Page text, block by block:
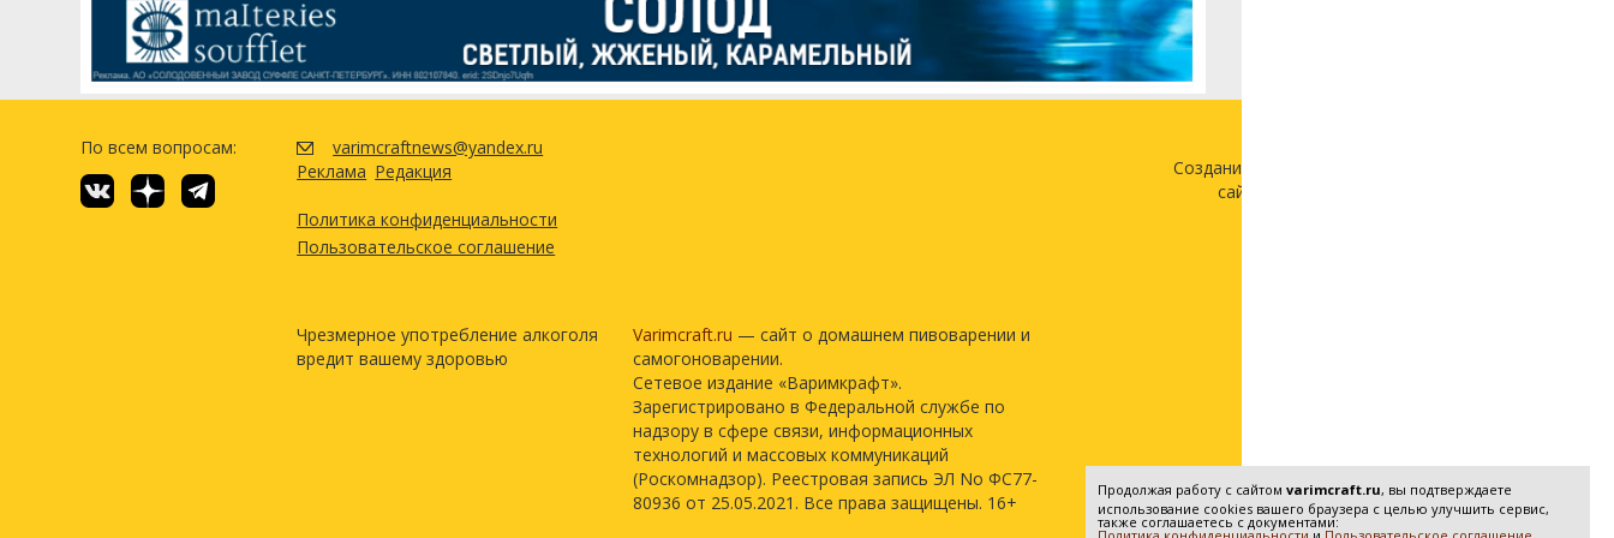
California Ale (White Labs #WLP001) 1 шт
Другие ингредиенты
Ирландский мох
Посмотреть рецепт полностью
По всем вопросам:
varimcraftnews@yandex.ru
Реклама Редакция
Политика конфиденциальности
Пользовательское соглашение
Чрезмерное употребление алкоголя
вредит вашему здоровью
Varimcraft.ru — сайт о домашнем пивоварении и
самогоноварении.
Сетевое издание «Варимкрафт».
Зарегистрировано в Федеральной службе по
надзору в сфере связи, информационных
технологий и массовых коммуникаций
(Роскомнадзор). Реестровая запись ЭЛ No ФС77-
80936 от 25.05.2021. Все права защищены. 16+
Создание и продвижение
сайта —
Продолжая работу с сайтом varimcraft.ru, вы подтверждаете
использование cookies вашего браузера с целью улучшить сервис,
также соглашаетесь с документами: